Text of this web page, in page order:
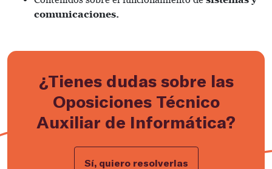
comunicaciones.
¿Tienes dudas sobre las
Oposiciones Técnico
Auxiliar de Informática?
Sí, quiero resolverlas